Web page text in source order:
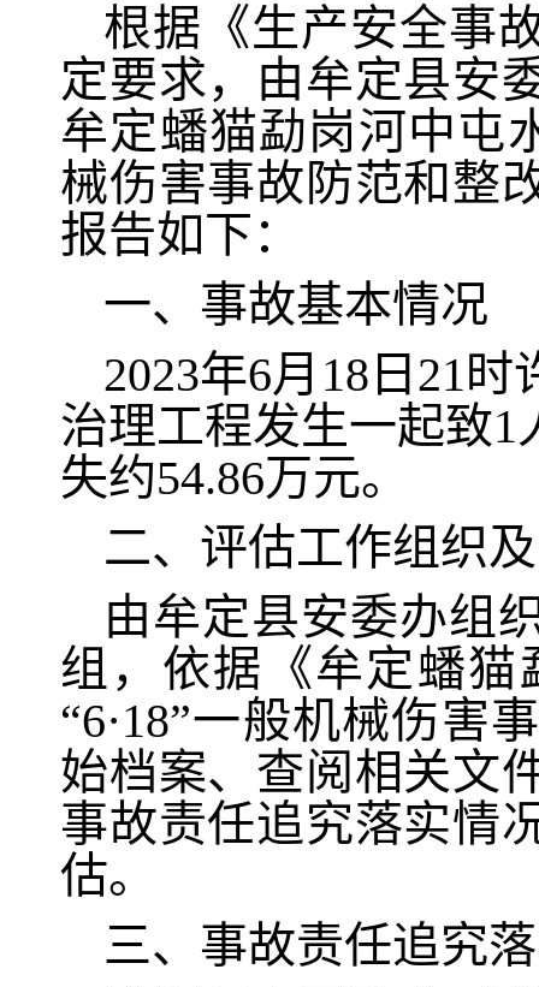
根据《生产安全事
定要求，由牟定县安
牟定蟠猫勐岗河中屯
械伤害事故防范和整
报告如下：
一、事故基本情况
2023年6月18日21
治理工程发生一起致
失约54.86万元。
二、评估工作组织
由牟定县安委办组
组，依据《牟定蟠
“6·18”一般机械伤害
始档案、查阅相关文
事故责任追究落实情
估。
三、事故责任追究